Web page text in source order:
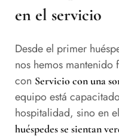
en el servicio
Desde el primer
nos hemos
con Servicio con una
equipo está
hospitalidad, sino en
huéspedes se sientan